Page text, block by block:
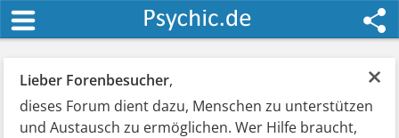
×
Lieber Forenbesucher,
dieses Forum dient dazu, Menschen zu unterstützen
und Austausch zu ermöglichen. Wer Hilfe braucht,